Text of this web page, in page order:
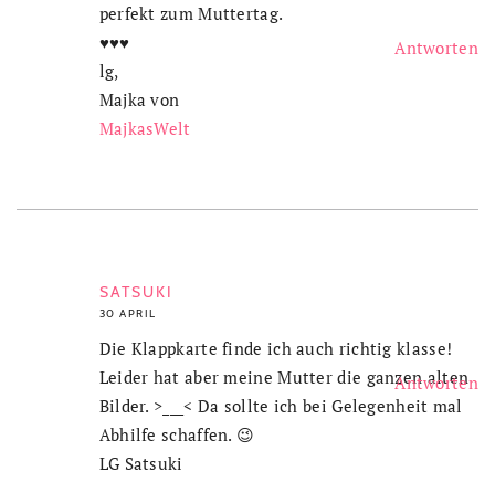
perfekt zum Muttertag.
♥♥♥
lg,
Majka von
MajkasWelt
SATSUKI
30 APRIL
Antworten
Die Klappkarte finde ich auch richtig klasse!
Leider hat aber meine Mutter die ganzen alten
Bilder. >___< Da sollte ich bei Gelegenheit mal
Abhilfe schaffen. 😉
LG Satsuki
Antworten